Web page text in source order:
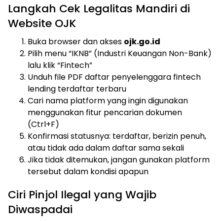
Langkah Cek Legalitas Mandiri di
Website OJK
Buka browser dan akses ojk.go.id
Pilih menu “IKNB” (Industri Keuangan Non-Bank)
lalu klik “Fintech”
Unduh file PDF daftar penyelenggara fintech
lending terdaftar terbaru
Cari nama platform yang ingin digunakan
menggunakan fitur pencarian dokumen
(Ctrl+F)
Konfirmasi statusnya: terdaftar, berizin penuh,
atau tidak ada dalam daftar sama sekali
Jika tidak ditemukan, jangan gunakan platform
tersebut dalam kondisi apapun
Ciri Pinjol Ilegal yang Wajib
Diwaspadai